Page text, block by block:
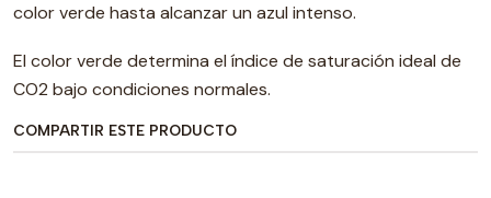
color verde hasta alcanzar un azul intenso.
El color verde determina el índice de saturación ideal de
CO2 bajo condiciones normales.
COMPARTIR ESTE PRODUCTO